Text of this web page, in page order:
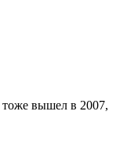
вышел в 2007,